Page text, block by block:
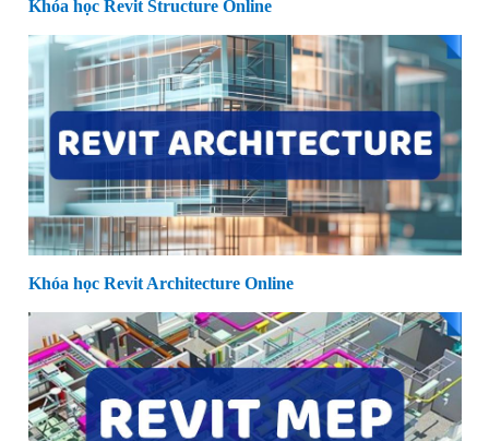
Khóa học Revit Structure Online
Khóa học Revit Architecture Online